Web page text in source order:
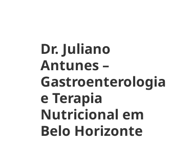
Dr. Juliano
Antunes –
Gastroenterologia
e Terapia
Nutricional em
Belo Horizonte